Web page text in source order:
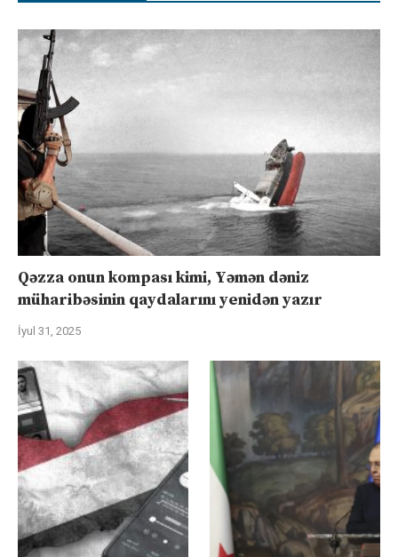
Qəzza onun kompası kimi, Yəmən dəniz
müharibəsinin qaydalarını yenidən yazır
İyul 31, 2025